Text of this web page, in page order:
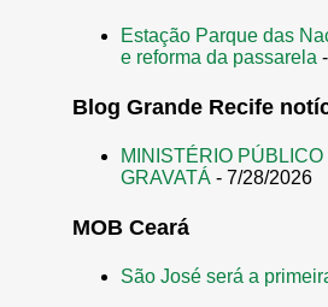
Estação Parque das
e reforma da passarela
Blog Grande Recife
MINISTÉRIO
GRAVATÁ - 7/28/2026
MOB Ceará
São José será a